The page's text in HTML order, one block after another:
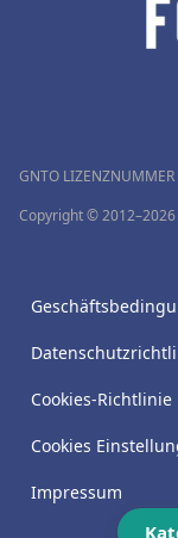
GNTO
Copyright ©
Cookies-Richtlinie
Cookies
Impressum